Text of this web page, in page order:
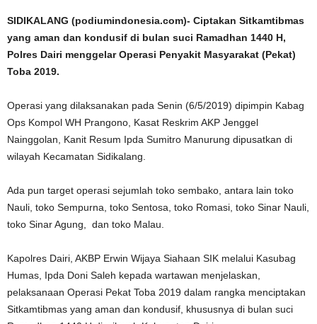
SIDIKALANG (podiumindonesia.com)- Ciptakan Sitkamtibmas
yang aman dan kondusif di bulan suci Ramadhan 1440 H,
Polres Dairi menggelar Operasi Penyakit Masyarakat (Pekat)
Toba 2019.
Operasi yang dilaksanakan pada Senin (6/5/2019) dipimpin Kabag
Ops Kompol WH Prangono, Kasat Reskrim AKP Jenggel
Nainggolan, Kanit Resum Ipda Sumitro Manurung dipusatkan di
wilayah Kecamatan Sidikalang.
Ada pun target operasi sejumlah toko sembako, antara lain toko
Nauli, toko Sempurna, toko Sentosa, toko Romasi, toko Sinar Nauli,
toko Sinar Agung, dan toko Malau.
Kapolres Dairi, AKBP Erwin Wijaya Siahaan SIK melalui Kasubag
Humas, Ipda Doni Saleh kepada wartawan menjelaskan,
pelaksanaan Operasi Pekat Toba 2019 dalam rangka menciptakan
Sitkamtibmas yang aman dan kondusif, khususnya di bulan suci